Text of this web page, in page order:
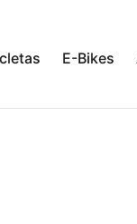
E-Bikes